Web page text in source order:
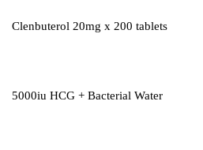
Clenbuterol 20mg x 200 tablets
5000iu HCG + Bacterial Water